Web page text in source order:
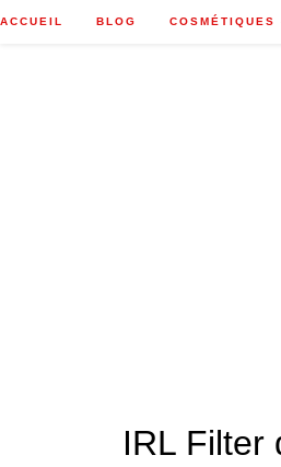
ACCUEIL BLOG
IRL Filter